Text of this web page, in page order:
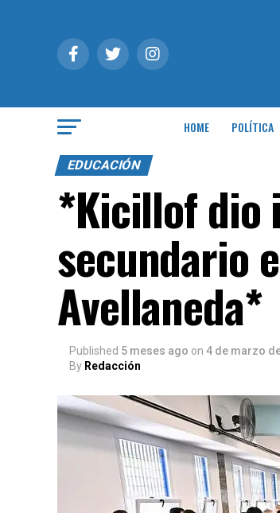
HOME POLÍTICA
EDUCACIÓN
*Kicillof dio
secundario
Avellaneda*
Published 5 meses ago on 4 de marzo
By Redacción